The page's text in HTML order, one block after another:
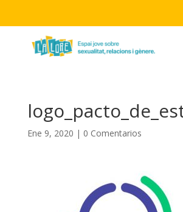
Ene 9, 2020 | 0 Comentarios